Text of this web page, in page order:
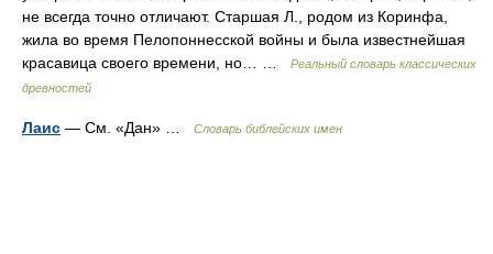
не всегда точно отличают. Старшая Л., родом из Коринфа,
жила во время Пелопоннесской войны и была известнейшая
красавица своего времени, но… …
Реальный словарь классических
древностей
Лаис — См. «Дан» … Словарь библейских имен